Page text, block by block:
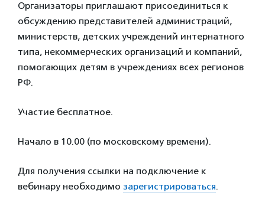
Организаторы приглашают присоединиться к
обсуждению представителей администраций,
министерств, детских учреждений интернатного
типа, некоммерческих организаций и компаний,
помогающих детям в учреждениях всех регионов
РФ.
Участие бесплатное.
Начало в 10.00 (по московскому времени).
Для получения ссылки на подключение к
вебинару необходимо зарегистрироваться.